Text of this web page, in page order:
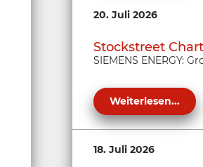
20. Juli 2026
Stockstreet
SIEMENS ENERGY:
Weiterlesen...
18. Juli 2026